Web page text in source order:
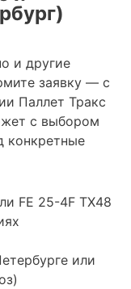
и другие
заявку — с
Паллет Тракс
с выбором
конкретные
FE 25-4F TX48
или